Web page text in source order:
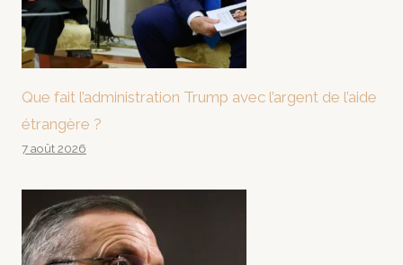
Que fait l’administration Trump avec l’argent de l’aide
étrangère ?
7 août 2026